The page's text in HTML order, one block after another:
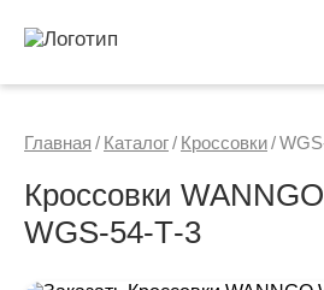
Главная / Каталог/ Кроссовки/
Кроссовки WANNGO
WGS‑54‑T‑3